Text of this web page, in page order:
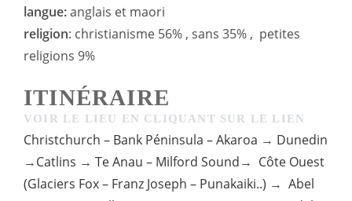
langue:anglais et maori
religion: christianisme 56% , sans 35% , petites
religions 9%
ITINÉRAIRE
VOIR LE LIEU EN CLIQUANT SUR LE LIEN
Christchurch – Bank Péninsula – Akaroa → Dunedin
→Catlins → Te Anau – Milford Sound→ Côte Ouest
(Glaciers Fox – Franz Joseph – Punakaiki..) → Abel